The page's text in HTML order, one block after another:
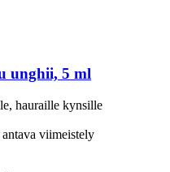
unghii, 5 ml
hauraille kynsille
viimeistely